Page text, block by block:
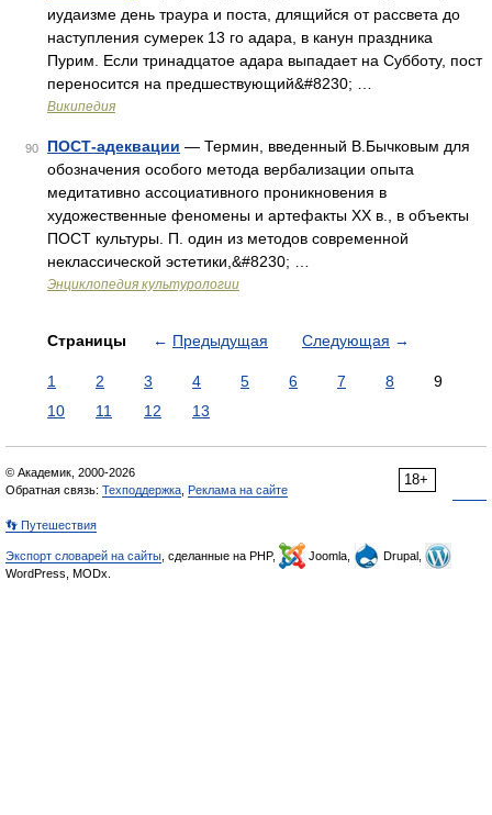
иудаизме день траура и поста, длящийся от рассвета до
наступления сумерек 13 го адара, в канун праздника
Пурим. Если тринадцатое адара выпадает на Субботу, пост
переносится на предшествующий&#8230; …
Википедия
90 ПОСТ-адеквации — Термин, введенный В.Бычковым для
обозначения особого метода вербализации опыта
медитативно ассоциативного проникновения в
художественные феномены и артефакты XX в., в объекты
ПОСТ культуры. П. один из методов современной
неклассической эстетики,&#8230; …
Энциклопедия культурологии
Страницы ← Предыдущая Следующая →
1 2 3 4 5 6 7 8
9
10
11 12 13
18+
© Академик, 2000-2026
Обратная связь: Техподдержка Реклама на сайте
👣 Путешествия
Экспорт словарей на сайты , сделанные на PHP, Joomla,
Drupal,
WordPress, MODx.